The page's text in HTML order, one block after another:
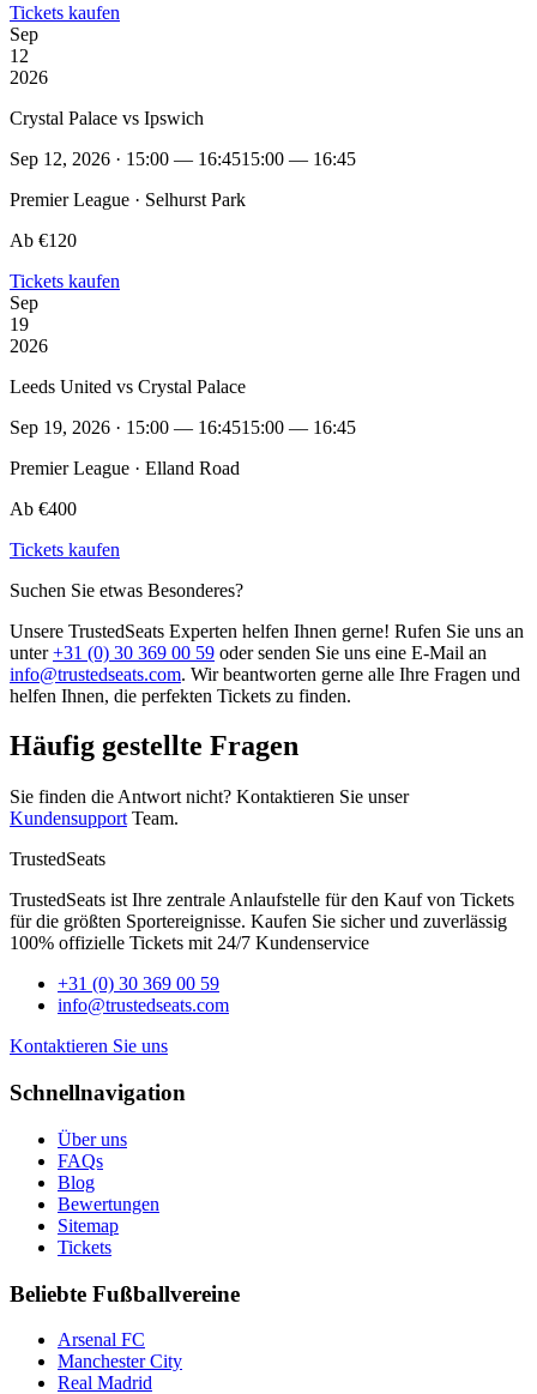
Tickets kaufen
Sep
12
2026
Crystal Palace vs Ipswich
Sep 12, 2026 · 15:00 — 16:4515:00 — 16:45
Premier League · Selhurst Park
Ab €120
Tickets kaufen
Sep
19
2026
Leeds United vs Crystal Palace
Sep 19, 2026 · 15:00 — 16:4515:00 — 16:45
Premier League · Elland Road
Ab €400
Tickets kaufen
Suchen Sie etwas Besonderes?
Unsere TrustedSeats Experten helfen Ihnen gerne! Rufen Sie uns an
unter+31 (0) 30 369 00 59 oder senden Sie uns eine E-Mail an
info@trustedseats.com. Wir beantworten gerne alle Ihre Fragen und
helfen Ihnen, die perfekten Tickets zu finden.
Häufig gestellte Fragen
Sie finden die Antwort nicht? Kontaktieren Sie unser
Kundensupport Team.
TrustedSeats
TrustedSeats ist Ihre zentrale Anlaufstelle für den Kauf von Tickets
für die größten Sportereignisse. Kaufen Sie sicher und zuverlässig
100% offizielle Tickets mit 24/7 Kundenservice
+31 (0) 30 369 00 59
info@trustedseats.com
Kontaktieren Sie uns
Schnellnavigation
Über uns
FAQs
Blog
Bewertungen
Sitemap
Tickets
Beliebte Fußballvereine
Arsenal FC
Manchester City
Real Madrid